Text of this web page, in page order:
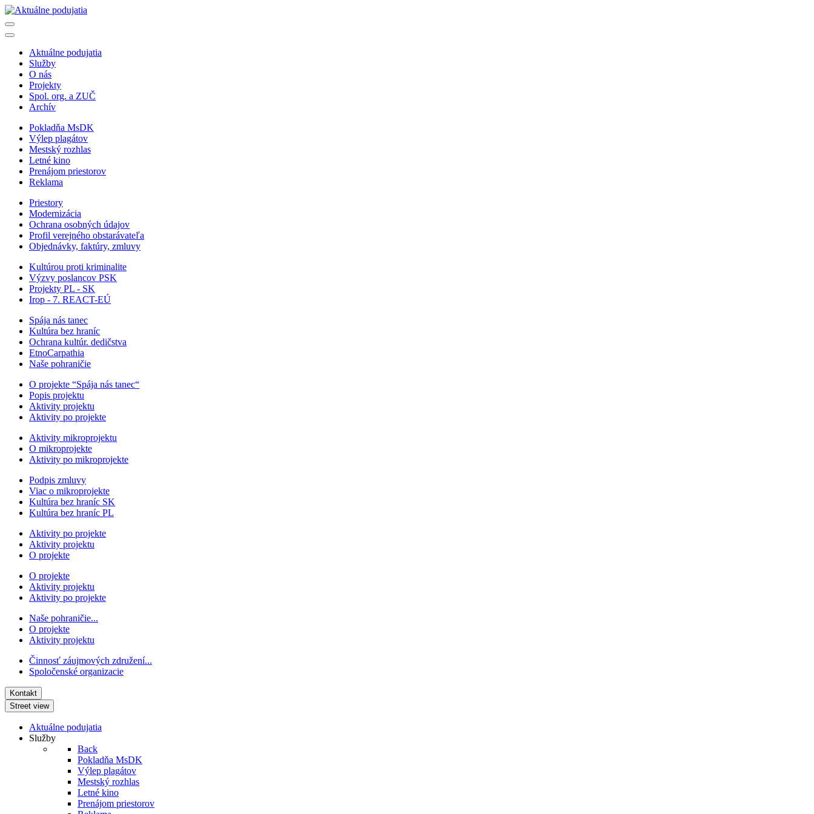
Aktuálne podujatia
Služby
O nás
Projekty
Spol. org. a ZUČ
Archív
Pokladňa MsDK
Výlep plagátov
Mestský rozhlas
Letné kino
Prenájom priestorov
Reklama
Priestory
Modernizácia
Ochrana osobných údajov
Profil verejného obstarávateľa
Objednávky, faktúry, zmluvy
Kultúrou proti kriminalite
Výzvy poslancov PSK
Projekty PL - SK
Irop - 7. REACT-EÚ
Spája nás tanec
Kultúra bez hraníc
Ochrana kultúr. dedičstva
EtnoCarpathia
Naše pohraničie
O projekte “Spája nás tanec“
Popis projektu
Aktivity projektu
Aktivity po projekte
Aktivity mikroprojektu
O mikroprojekte
Aktivity po mikroprojekte
Podpis zmluvy
Viac o mikroprojekte
Kultúra bez hraníc SK
Kultúra bez hraníc PL
Aktivity po projekte
Aktivity projektu
O projekte
O projekte
Aktivity projektu
Aktivity po projekte
Naše pohraničie...
O projekte
Aktivity projektu
Činnosť záujmových združení...
Spoločenské organizacie
Kontakt
Street view
Aktuálne podujatia
Služby
Back
Pokladňa MsDK
Výlep plagátov
Mestský rozhlas
Letné kino
Prenájom priestorov